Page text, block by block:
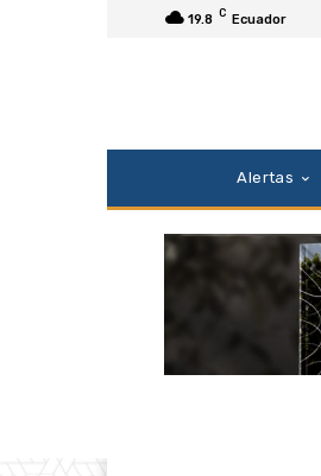
19.8 C Ecuador
Alertas